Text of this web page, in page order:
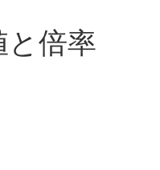
と倍率